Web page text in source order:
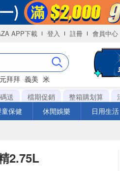
APP下載 登入 註冊 會員中心
拜拜 義美 米
送 檔期促銷 整箱購划算
保健 休閒娛樂 日用生活
2.75L